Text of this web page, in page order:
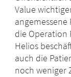
Value
angemessene
die Operation
Helios
auch die
noch weniger